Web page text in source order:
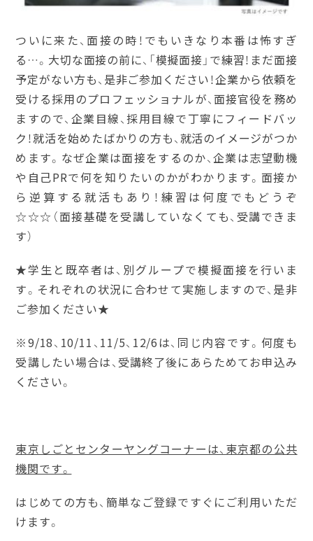
ついに来た、面接の時！でもいきなり本番は怖すぎ
る…。大切な面接の前に、「模擬面接」で練習！まだ面接
予定がない方も、是非ご参加ください！企業から依頼を
受ける採用のプロフェッショナルが、面接官役を務め
ますので、企業目線、採用目線で丁寧にフィードバッ
ク！就活を始めたばかりの方も、就活のイメージがつか
めます。なぜ企業は面接をするのか、企業は志望動機
や自己PRで何を知りたいのかがわかります。面接か
ら逆算する就活もあり！練習は何度でもどうぞ
☆☆☆（面接基礎を受講していなくても、受講できま
す）
★学生と既卒者は、別グループで模擬面接を行いま
す。それぞれの状況に合わせて実施しますので、是非
ご参加ください★
※9/18、10/11、11/5、12/6は、同じ内容です。何度も
受講したい場合は、受講終了後にあらためてお申込み
ください。
東京しごとセンターヤングコーナーは、東京都の公共
機関です。
はじめての方も、簡単なご登録ですぐにご利用いただ
けます。